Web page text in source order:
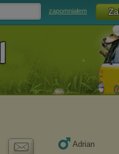
zapomniałem
Adrian